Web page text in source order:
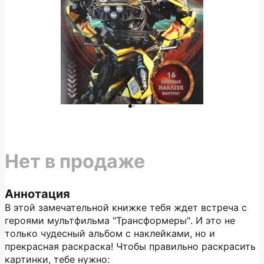
Аннотация
В этой замечательной книжке тебя ждет встреча с
героями мультфильма "Трансформеры". И это не
только чудесный альбом с наклейками, но и
прекрасная раскраска! Чтобы правильно раскрасить
картинки, тебе нужно:
Нет в продаже